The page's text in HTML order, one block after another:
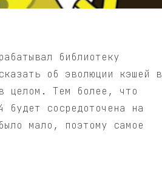
библиотеку
об эволюции кэшей в
целом. Тем более, что
будет сосредоточена на
мало, поэтому самое